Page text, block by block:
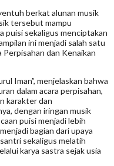
berkat alunan musik
tersebut mampu
puisi sekaligus menciptakan
ini menjadi salah satu
Perpisahan dan Kenaikan
Iman”, menjelaskan bahwa
dalam acara perpisahan,
karakter dan
dengan iringan musik
puisi menjadi lebih
bagian dari upaya
sekaligus melatih
karya sastra sejak usia